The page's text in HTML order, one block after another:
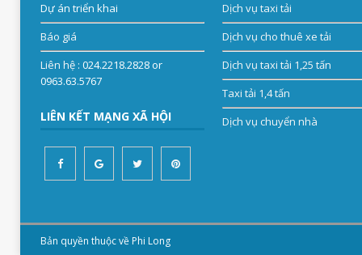
Dự án triển khai
Báo giá
Liên hệ: 024.2218.2828 or
0963.63.5767
LIÊN KẾT MẠNG XÃ HỘI
Dịch vụ taxi tải
Dịch vụ cho thuê xe tải
Dịch vụ taxi tải 1,25 tấn
Taxi tải 1,4 tấn
Dịch vụ chuyển nhà
Bản quyền thuộc về Phi Long